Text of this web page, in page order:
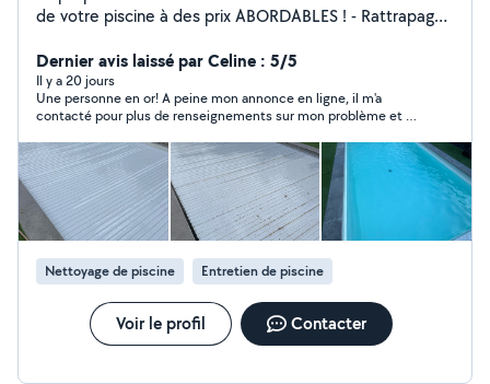
de votre piscine à des prix ABORDABLES ! - Rattrapage
électrolyseur / etc - Mise en hivernage actif / passif -
Remise en route post-hivernage - Entretien ponctuel /
régulier - Installation hydraulique / électrique - etc Tout
type de piscine et tout type de traitement ! Au plaisir
de vous aider !
Dernier avis laissé par Celine : 5/5
Il y a 20 jours
Une personne en or! A peine mon annonce en ligne, il m'a
contacté pour plus de renseignements sur mon problème et il
Nettoyage de piscine Entretien de piscine
Voir le profil Contacter